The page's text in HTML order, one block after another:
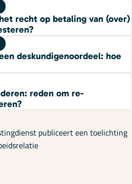
recht op betaling van (over)
deskundigenoordeel: hoe
reden om re-
publiceert een toelichting